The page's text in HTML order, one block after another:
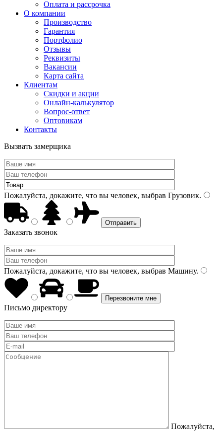
Оплата и рассрочка
О компании
Производство
Гарантия
Портфолио
Отзывы
Реквизиты
Вакансии
Карта сайта
Клиентам
Скидки и акции
Онлайн-калькулятор
Вопрос-ответ
Оптовикам
Контакты
Вызвать замерщика
Пожалуйста, докажите, что вы человек, выбрав Грузовик.
Заказать звонок
Пожалуйста, докажите, что вы человек, выбрав Машину.
Письмо директору
Пожалуйста,